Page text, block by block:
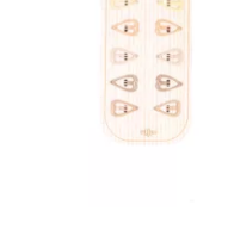
DÉTAILS